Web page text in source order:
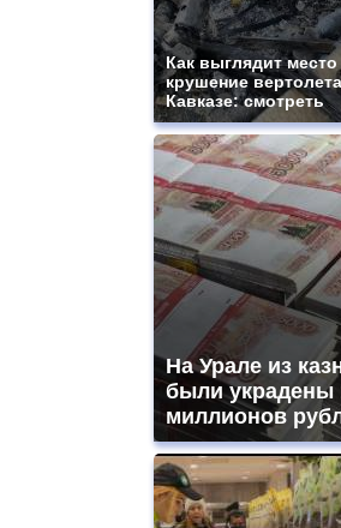
Как выглядит место
крушение
Кавказе: смотреть
На Урале из
были украдены
миллионов